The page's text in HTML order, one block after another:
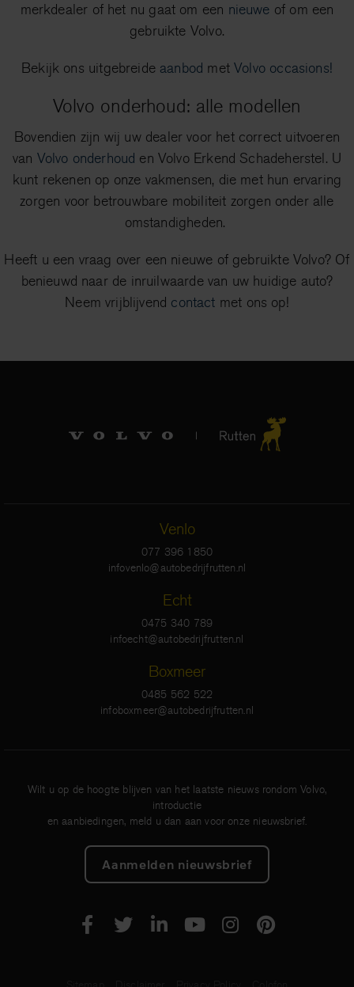
merkdealer of het nu gaat om een nieuwe of om een
gebruikte Volvo.
Bekijk ons uitgebreide aanbod metVolvo occasions!
Volvo onderhoud: alle modellen
Bovendien zijn wij uw dealer voor het correct uitvoeren
van Volvo onderhoud en Volvo Erkend Schadeherstel. U
kunt rekenen op onze vakmensen, die met hun ervaring
zorgen voor betrouwbare mobiliteit zorgen onder alle
omstandigheden.
Heeft u een vraag over een nieuwe of gebruikte Volvo? Of
benieuwd naar de inruilwaarde van uw huidige auto?
Neem vrijblijvend contact met ons op!
Venlo
077 396 1850
infovenlo@autobedrijfrutten.nl
Echt
0475 340 789
infoecht@autobedrijfrutten.nl
Boxmeer
0485 562 522
infoboxmeer@autobedrijfrutten.nl
Wilt u op de hoogte blijven van het laatste nieuws rondom Volvo,
introductie
en aanbiedingen, meld u dan aan voor onze nieuwsbrief.
Aanmelden nieuwsbrief